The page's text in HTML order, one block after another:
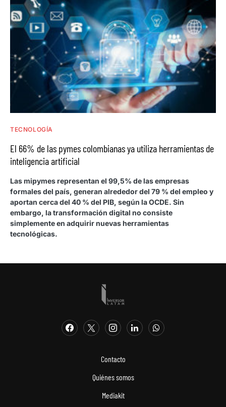
TECNOLOGÍA
El 66% de las pymes colombianas ya utiliza herramientas de
inteligencia artificial
Las mipymes representan el 99,5% de las empresas
formales del país, generan alrededor del 79 % del empleo y
aportan cerca del 40 % del PIB, según la OCDE. Sin
embargo, la transformación digital no consiste
simplemente en adquirir nuevas herramientas
tecnológicas.
Contacto
Quiénes somos
Mediakit